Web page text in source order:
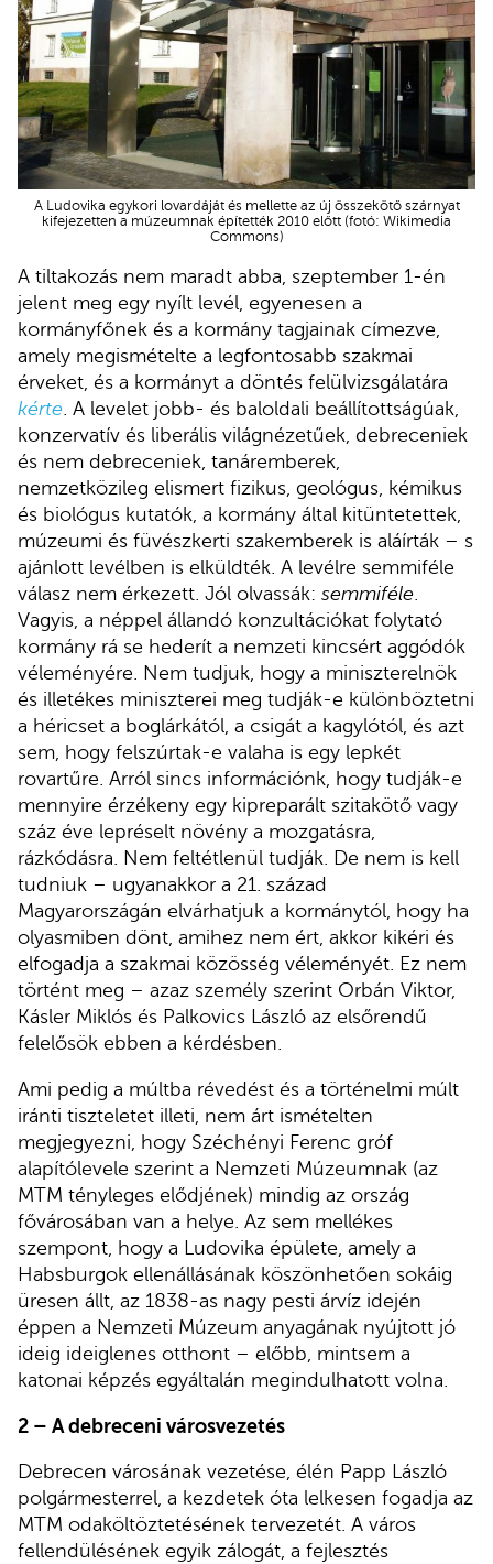
A Ludovika egykori lovardáját és mellette az új összekötő szárnyat
kifejezetten a múzeumnak építették 2010 előtt (fotó: Wikimedia
Commons)
A tiltakozás nem maradt abba, szeptember 1-én
jelent meg egy nyílt levél, egyenesen a
kormányfőnek és a kormány tagjainak címezve,
amely megismételte a legfontosabb szakmai
érveket, és a kormányt a döntés felülvizsgálatára
kérte. A levelet jobb- és baloldali beállítottságúak,
konzervatív és liberális világnézetűek, debreceniek
és nem debreceniek, tanáremberek,
nemzetközileg elismert fizikus, geológus, kémikus
és biológus kutatók, a kormány által kitüntetettek,
múzeumi és füvészkerti szakemberek is aláírták – s
ajánlott levélben is elküldték. A levélre semmiféle
válasz nem érkezett. Jól olvassák: semmiféle.
Vagyis, a néppel állandó konzultációkat folytató
kormány rá se hederít a nemzeti kincsért aggódók
véleményére. Nem tudjuk, hogy a miniszterelnök
és illetékes miniszterei meg tudják-e különböztetni
a héricset a boglárkától, a csigát a kagylótól, és azt
sem, hogy felszúrtak-e valaha is egy lepkét
rovartűre. Arról sincs információnk, hogy tudják-e
mennyire érzékeny egy kipreparált szitakötő vagy
száz éve lepréselt növény a mozgatásra,
rázkódásra. Nem feltétlenül tudják. De nem is kell
tudniuk – ugyanakkor a 21. század
Magyarországán elvárhatjuk a kormánytól, hogy ha
olyasmiben dönt, amihez nem ért, akkor kikéri és
elfogadja a szakmai közösség véleményét. Ez nem
történt meg – azaz személy szerint Orbán Viktor,
Kásler Miklós és Palkovics László az elsőrendű
felelősök ebben a kérdésben.
Ami pedig a múltba révedést és a történelmi múlt
iránti tiszteletet illeti, nem árt ismételten
megjegyezni, hogy Széchényi Ferenc gróf
alapítólevele szerint a Nemzeti Múzeumnak (az
MTM tényleges elődjének) mindig az ország
fővárosában van a helye. Az sem mellékes
szempont, hogy a Ludovika épülete, amely a
Habsburgok ellenállásának köszönhetően sokáig
üresen állt, az 1838-as nagy pesti árvíz idején
éppen a Nemzeti Múzeum anyagának nyújtott jó
ideig ideiglenes otthont – előbb, mintsem a
katonai képzés egyáltalán megindulhatott volna.
2 – A debreceni városvezetés
Debrecen városának vezetése, élén Papp László
polgármesterrel, a kezdetek óta lelkesen fogadja az
MTM odaköltöztetésének tervezetét. A város
fellendülésének egyik zálogát, a fejlesztés